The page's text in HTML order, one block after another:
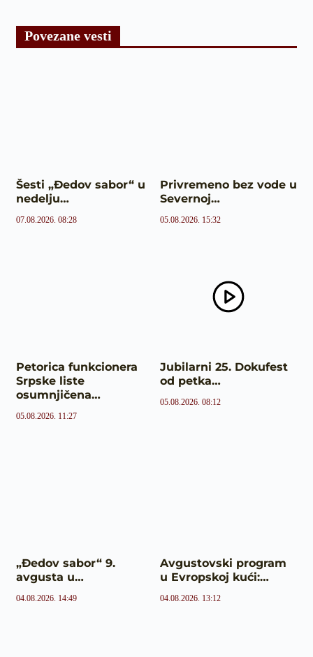
Povezane vesti
Šesti „Đedov sabor“ u
nedelju…
07.08.2026. 08:28
Privremeno bez vode u
Severnoj…
05.08.2026. 15:32
Petorica funkcionera
Srpske liste
osumnjičena…
05.08.2026. 11:27
Jubilarni 25. Dokufest
od petka…
05.08.2026. 08:12
„Đedov sabor“ 9.
avgusta u…
04.08.2026. 14:49
Avgustovski program
u Evropskoj kući:…
04.08.2026. 13:12